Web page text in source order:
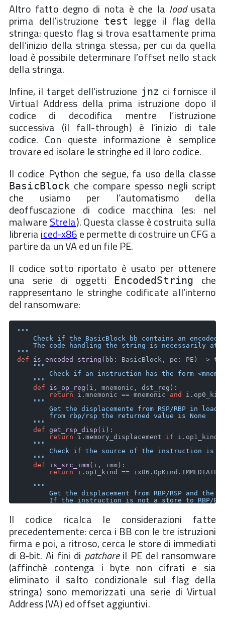
Altro fatto degno di nota è che la load usata
prima dell’istruzione test legge il flag della
stringa: questo flag si trova esattamente prima
dell’inizio della stringa stessa, per cui da quella
load è possibile determinare l’offset nello stack
della stringa.
Infine, il target dell’istruzione jnz ci fornisce il
Virtual Address della prima istruzione dopo il
codice di decodifica mentre l’istruzione
successiva (il fall-through) è l’inizio di tale
codice. Con queste informazione è semplice
trovare ed isolare le stringhe ed il loro codice.
Il codice Python che segue, fa uso della classe
BasicBlock che compare spesso negli script
che usiamo per l’automatismo della
deoffuscazione di codice macchina (es: nel
malware Strela). Questa classe è costruita sulla
libreriaiced-x86e permette di costruire un CFG a
partire da un VA ed un file PE.
Il codice sotto riportato è usato per ottenere
una serie di oggetti EncodedString che
rappresentano le stringhe codificate all’interno
del ransomware:
"""
Check if the BasicBlock bb contains an encoded
The code handling the string is necessarily at
"""
def
is_encoded_string ( bb: BasicBlock, pe: PE ) ->
"""
Check if an instruction has the form
    """
def
is_op_reg ( i, mnemonic, dst_reg ):
return i.mnemonic == mnemonic and
i.op0_kind
"""
Get the displacemente from RSP/RBP in
        from rbp/rsp the returned value is None
    """
def get_rsp_disp ( i ):
return i.memory_displacement if i.op1_kind
"""
Check if the source of the instruction is
    """
def
is_src_imm( i, imm):
return i.op1_kind ==
"""
Get the displacement from RBP/RSP and the
If the instruction is not a store to RBP/
def
get_mov_rsp_off_imm
return (i.memory_displacement, i.immediate(
            i.mnemonic == ix86.Mnemonic.MOV
and
and i.op1_kind ==
"""
Step 1. Check if the BB end with three
    """
#Three instructions are the "signature" of
if
len(bb.instructions) < 5:
return
False
Il codice ricalca le considerazioni fatte
precedentemente: cerca i BB con le tre istruzioni
firma e poi, a ritroso, cerca le store di immediati
di 8-bit. Ai fini di patchareil PE del ransomware
(affinchè contenga i byte non cifrati e sia
eliminato il salto condizionale sul flag della
stringa) sono memorizzati una serie di Virtual
Address (VA) ed offset aggiuntivi.